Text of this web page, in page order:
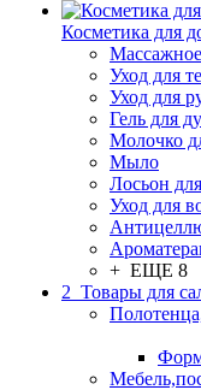
Косметика для
Уход для
Уход для
Гель для
Молочко
Мыло
Лосьон
Уход для
+ ЕЩЕ 8
2_Товары для